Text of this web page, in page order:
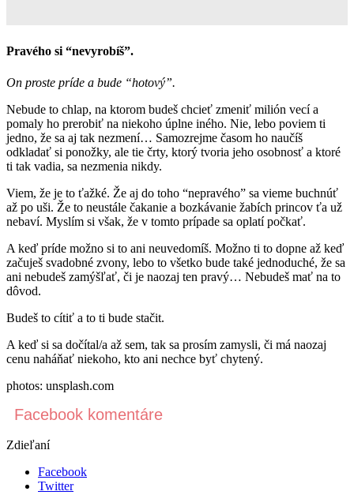
Pravého si “nevyrobíš”.
On proste príde a bude “hotový”.
Nebude to chlap, na ktorom budeš chcieť zmeniť milión vecí a
pomaly ho prerobiť na niekoho úplne iného. Nie, lebo poviem ti
jedno, že sa aj tak nezmení… Samozrejme časom ho naučíš
odkladať si ponožky, ale tie črty, ktorý tvoria jeho osobnosť a ktoré
ti tak vadia, sa nezmenia nikdy.
Viem, že je to ťažké. Že aj do toho “nepravého” sa vieme buchnúť
až po uši. Že to neustále čakanie a bozkávanie žabích princov ťa už
nebaví. Myslím si však, že v tomto prípade sa oplatí počkať.
A keď príde možno si to ani neuvedomíš. Možno ti to dopne až keď
začuješ svadobné zvony, lebo to všetko bude také jednoduché, že sa
ani nebudeš zamýšľať, či je naozaj ten pravý… Nebudeš mať na to
dôvod.
Budeš to cítiť a to ti bude stačit.
A keď si sa dočítal/a až sem, tak sa prosím zamysli, či má naozaj
cenu naháňať niekoho, kto ani nechce byť chytený.
photos: unsplash.com
Facebook komentáre
Zdieľaní
Facebook
Twitter